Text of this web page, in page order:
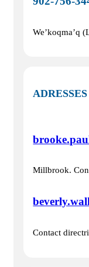
We’koqma’q
Millbrook.
Contact